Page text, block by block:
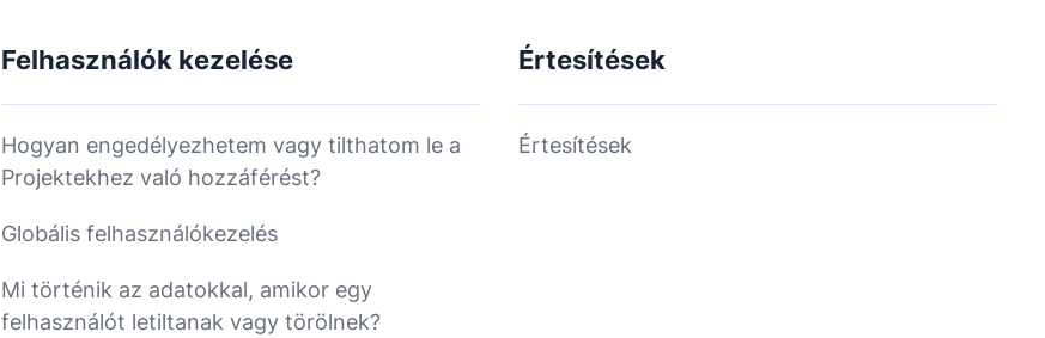
Felhasználók kezelése
Hogyan engedélyezhetem vagy tilthatom le a
Projektekhez való hozzáférést?
Globális felhasználókezelés
Mi történik az adatokkal, amikor egy
felhasználót letiltanak vagy törölnek?
Értesítések
Értesítések